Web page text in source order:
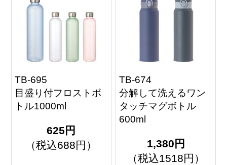
TB-695
目盛り付フロストボ
トル1000ml
625円
（税込688円）
TB-674
分解して洗えるワン
タッチマグボトル
600ml
1,380円
（税込1518円）